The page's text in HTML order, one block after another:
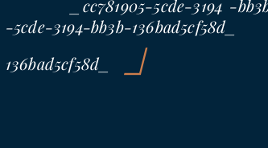
_cc781905-5cde-3194 -
-5cde-3194-bb3b-
136bad5cf58d_
」